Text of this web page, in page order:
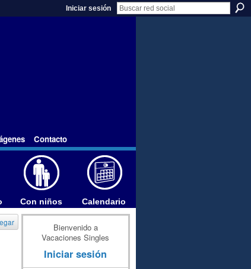
Iniciar sesión
Contacto
Con niños Calendario
Bienvenido a
Vacaciones Singles
Iniciar sesión